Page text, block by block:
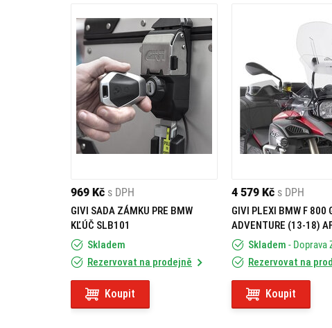
969 Kč s DPH
GIVI SADA ZÁMKU PRE BMW
KĽÚČ SLB101
Skladem
Rezervovat na prodejně
Koupit
4 579 Kč s DPH
GIVI PLEXI BMW F 800
ADVENTURE (13-18)
Skladem - Doprava
Rezervovat na
Koupit